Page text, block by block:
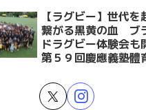
【ラグビー】世代を
繋がる黒黄の血 ブ
ドラグビー体験会も
第５９回慶應義塾體